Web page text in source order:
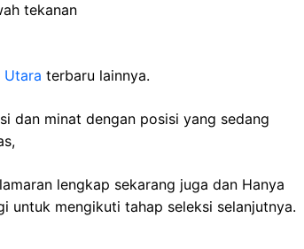
tekanan
Utara terbaru lainnya.
dan minat dengan posisi yang sedang
lengkap sekarang juga dan Hanya
untuk mengikuti tahap seleksi selanjutnya.